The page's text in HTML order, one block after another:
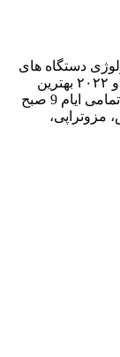
دستگاه های
لیزر روز دنیا الکساندرایت سایناشور،کندلا ۲۰۲۱و ۲۰۲۲ بهترین
کیفیت در فعالترین مرکز لیزر البرز (۳۰ روزِ در تمامی ایام 9 صبح
مزوتراپی،